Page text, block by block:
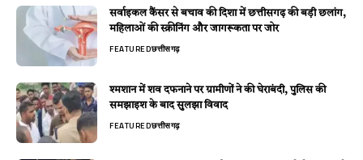
सर्वाइकल कैंसर से बचाव की दिशा में छत्तीसगढ़ की बड़ी छलांग,
महिलाओं की स्क्रीनिंग और जागरूकता पर जोर
FEATUREDछत्तीसगढ़
श्मशान में शव दफनाने पर ग्रामीणों ने की घेराबंदी, पुलिस की
समझाइश के बाद सुलझा विवाद
FEATUREDछत्तीसगढ़